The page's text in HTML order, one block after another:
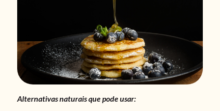
Alternativas naturais que pode usar: